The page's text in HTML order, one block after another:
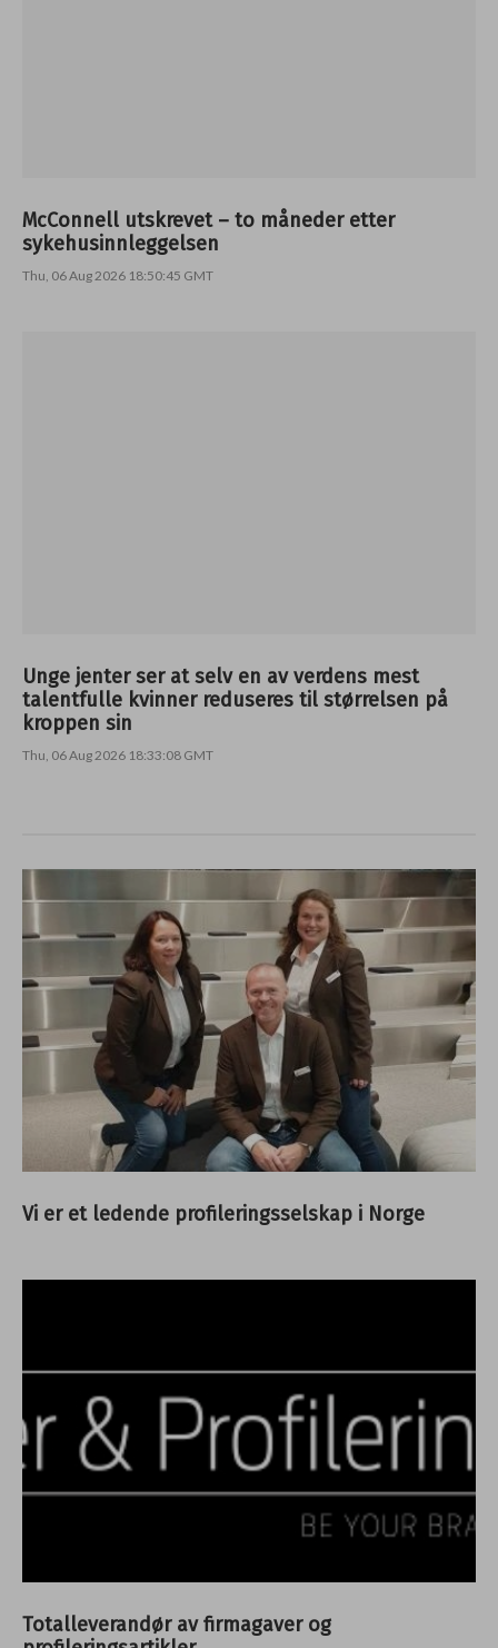
McConnell utskrevet – to måneder etter
sykehusinnleggelsen
Thu, 06 Aug 2026 18:50:45 GMT
Unge jenter ser at selv en av verdens mest
talentfulle kvinner reduseres til størrelsen på
kroppen sin
Thu, 06 Aug 2026 18:33:08 GMT
Vi er et ledende profileringsselskap i Norge
Totalleverandør av firmagaver og